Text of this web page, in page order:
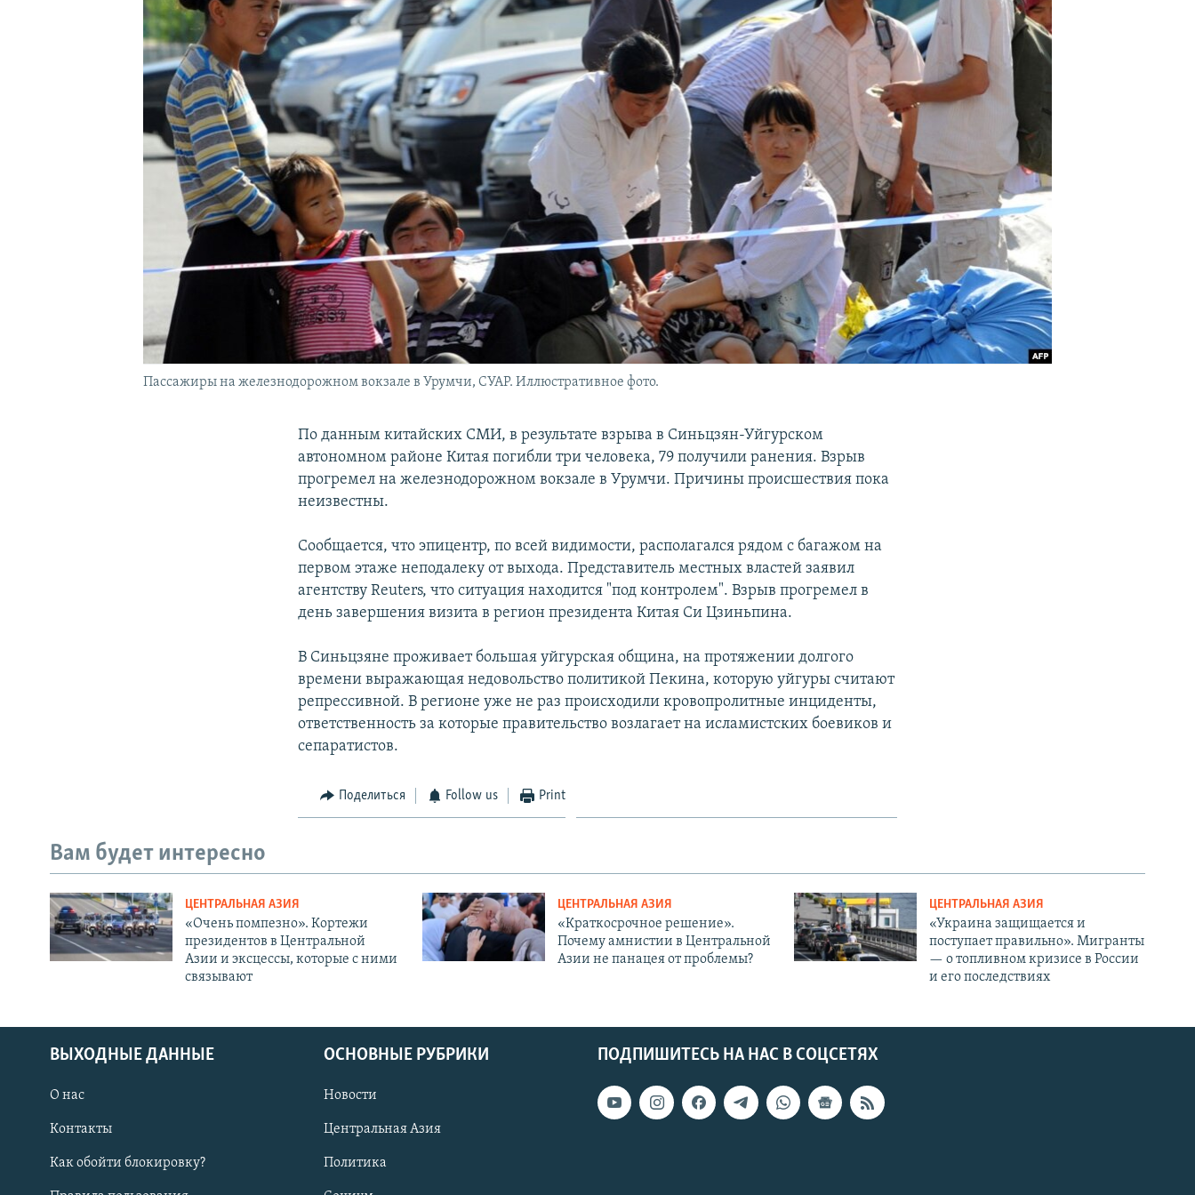
Пассажиры на железнодорожном вокзале в Урумчи, СУАР. Иллюстративное фото.
По данным китайских СМИ, в результате взрыва в Синьцзян-Уйгурском
автономном районе Китая погибли три человека, 79 получили ранения. Взрыв
прогремел на железнодорожном вокзале в Урумчи. Причины происшествия пока
неизвестны.
Сообщается, что эпицентр, по всей видимости, располагался рядом с багажом на
первом этаже неподалеку от выхода. Представитель местных властей заявил
агентству Reuters, что ситуация находится "под контролем". Взрыв прогремел в
день завершения визита в регион президента Китая Си Цзиньпина.
В Синьцзяне проживает большая уйгурская община, на протяжении долгого
времени выражающая недовольство политикой Пекина, которую уйгуры считают
репрессивной. В регионе уже не раз происходили кровопролитные инциденты,
ответственность за которые правительство возлагает на исламистских боевиков и
сепаратистов.
Поделиться Follow us Print
Вам будет интересно
ЦЕНТРАЛЬНАЯ АЗИЯ
«Очень помпезно». Кортежи
президентов в Центральной
Азии и эксцессы, которые с ними
связывают
ЦЕНТРАЛЬНАЯ АЗИЯ
«Краткосрочное решение».
Почему амнистии в Центральной
Азии не панацея от проблемы?
ЦЕНТРАЛЬНАЯ АЗИЯ
«Украина защищается и
поступает правильно». Мигранты
— о топливном кризисе в России
и его последствиях
ПОДПИШИТЕСЬ НА НАС В СОЦСЕТЯХ
ВЫХОДНЫЕ ДАННЫЕ
О нас
Контакты
Как обойти блокировку?
ОСНОВНЫЕ РУБРИКИ
Новости
Центральная Азия
Политика